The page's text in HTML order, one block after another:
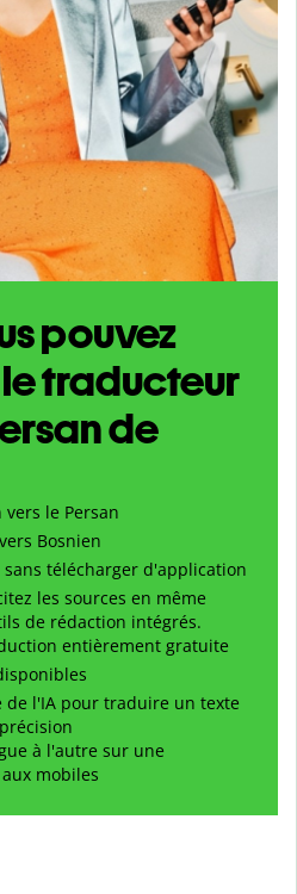
pouvez
traducteur
de
le Persan
Bosnien
télécharger d'application
les sources en même
de rédaction intégrés.
entièrement gratuite
de l'IA pour traduire un texte
à l'autre sur une
mobiles